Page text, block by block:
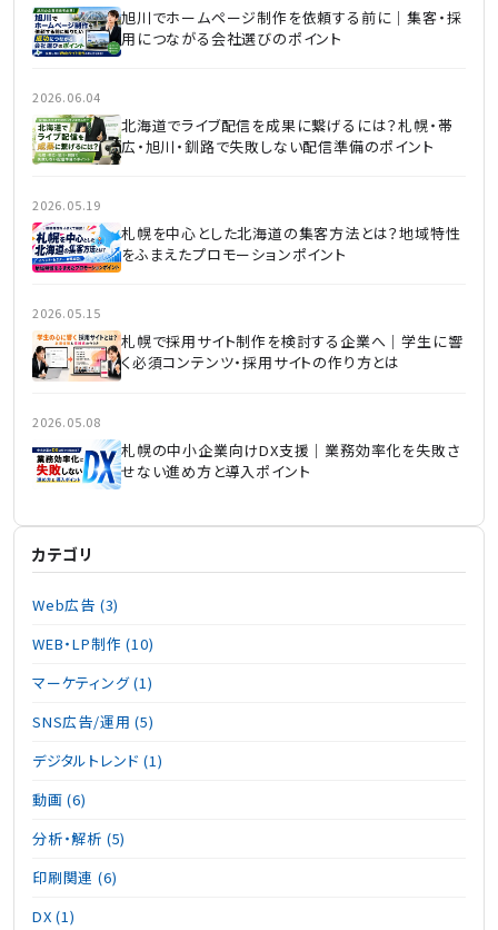
旭川でホームページ制作を依頼する前に｜集客・採
用につながる会社選びのポイント
2026.06.04
北海道でライブ配信を成果に繋げるには？札幌・帯
広・旭川・釧路で失敗しない配信準備のポイント
2026.05.19
札幌を中心とした北海道の集客方法とは？地域特性
をふまえたプロモーションポイント
2026.05.15
札幌で採用サイト制作を検討する企業へ｜学生に響
く必須コンテンツ・採用サイトの作り方とは
2026.05.08
札幌の中小企業向けDX支援｜業務効率化を失敗さ
せない進め方と導入ポイント
カテゴリ
Web広告 (3)
WEB・LP制作 (10)
マーケティング (1)
SNS広告/運用 (5)
デジタルトレンド (1)
動画 (6)
分析・解析 (5)
印刷関連 (6)
DX (1)